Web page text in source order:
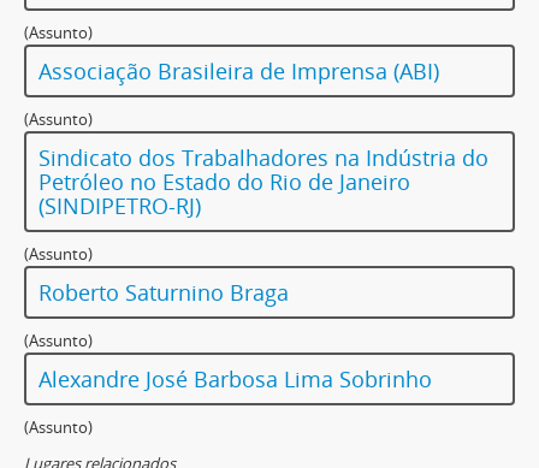
(Assunto)
Associação Brasileira de Imprensa (ABI)
(Assunto)
Sindicato dos Trabalhadores na Indústria do
Petróleo no Estado do Rio de Janeiro
(SINDIPETRO-RJ)
(Assunto)
Roberto Saturnino Braga
(Assunto)
Alexandre José Barbosa Lima Sobrinho
(Assunto)
Lugares relacionados